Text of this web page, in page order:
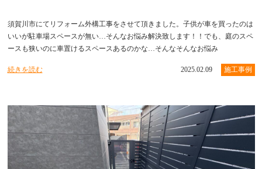
須賀川市にてリフォーム外構工事をさせて頂きました。子供が車を買ったのは
いいが駐車場スペースが無い…そんなお悩み解決致します！！でも、庭のスペ
ースも狭いのに車置けるスペースあるのかな…そんなそんなお悩み
続きを読む 2025.02.09 施工事例